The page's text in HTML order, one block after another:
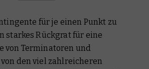
für je einen Punkt zu
starkes Rückgrat für eine
von Terminatoren und
den viel zahlreicheren